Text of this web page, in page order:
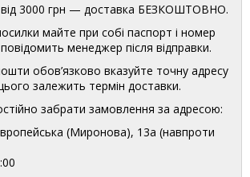
від 3000 грн — доставка БЕЗКОШТОВНО.
майте при собі паспорт і номер
менеджер після відправки.
обов’язково вказуйте точну адресу
залежить термін доставки.
забрати замовлення за адресою:
(Миронова), 13а (навпроти